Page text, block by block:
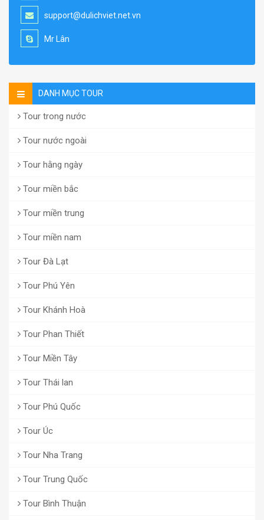
support@dulichviet.net.vn
Mr Lân
DANH MỤC TOUR
Tour trong nước
Tour nước ngoài
Tour hằng ngày
Tour miền bắc
Tour miền trung
Tour miền nam
Tour Đà Lạt
Tour Phú Yên
Tour Khánh Hoà
Tour Phan Thiết
Tour Miền Tây
Tour Thái lan
Tour Phú Quốc
Tour Úc
Tour Nha Trang
Tour Trung Quốc
Tour Bình Thuận